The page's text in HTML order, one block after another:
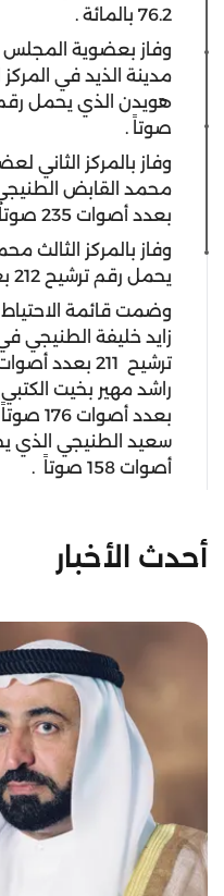
76.2 بالمائة .
وفاز بعضوية المجلس
مدينة الذيد في
صوتاً .
وفاز بالمركز الثاني
بعدد أصوات 235 صوتاً.
وفاز بالمركز الثالث
يحمل رقم ترشيح 212 بعدد أصوات 202 صوتاً.
وضمت قائمة
زايد خليفة الطنيجي
بعدد
أصوات 158 صوتاً .
أحدث الأخبار